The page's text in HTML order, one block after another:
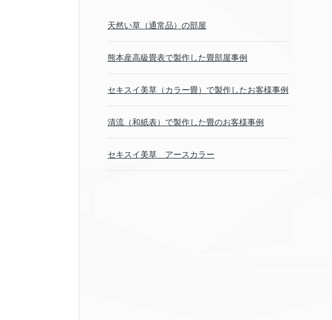
天然い草（通常品）の部屋
熊本産高級畳表で製作した畳部屋事例
セキスイ美草（カラー畳）で製作したお客様事例
清流（和紙表）で製作した畳のお客様事例
セキスイ美草 アースカラー